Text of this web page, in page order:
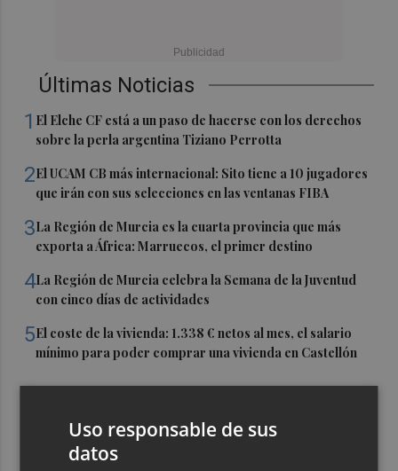
Últimas Noticias
1 El Elche CF está a un paso de hacerse con los derechos
sobre la perla argentina Tiziano Perrotta
2El UCAM CB más internacional: Sito tiene a 10 jugadores
que irán con sus selecciones en las ventanas FIBA
3La Región de Murcia es la cuarta provincia que más
exporta a África: Marruecos, el primer destino
4La Región de Murcia celebra la Semana de la Juventud
con cinco días de actividades
5El coste de la vivienda: 1.338 € netos al mes, el salario
mínimo para poder comprar una vivienda en Castellón
Uso responsable de sus
datos